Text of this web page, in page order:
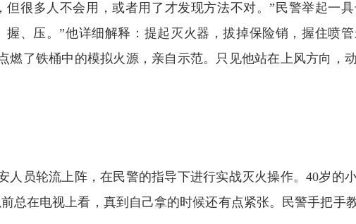
多人不会用，或者用了才发现方法不对。”民警举起一
、压。”他详细解释：提起灭火器，拔掉保险销，握住喷
燃了铁桶中的模拟火源，亲自示范。只见他站在上风方向，
员轮流上阵，在民警的指导下进行实战灭火操作。40岁的
总在电视上看，真到自己拿的时候还有点紧张。民警手把手